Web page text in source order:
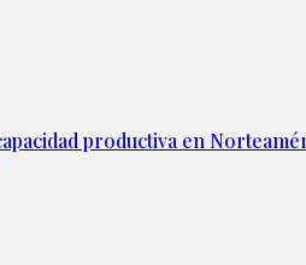
productiva en